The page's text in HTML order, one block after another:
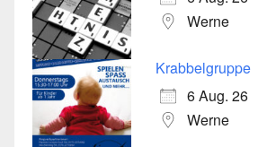
Werne
Krabbelgruppe
6 Aug. 26
Werne